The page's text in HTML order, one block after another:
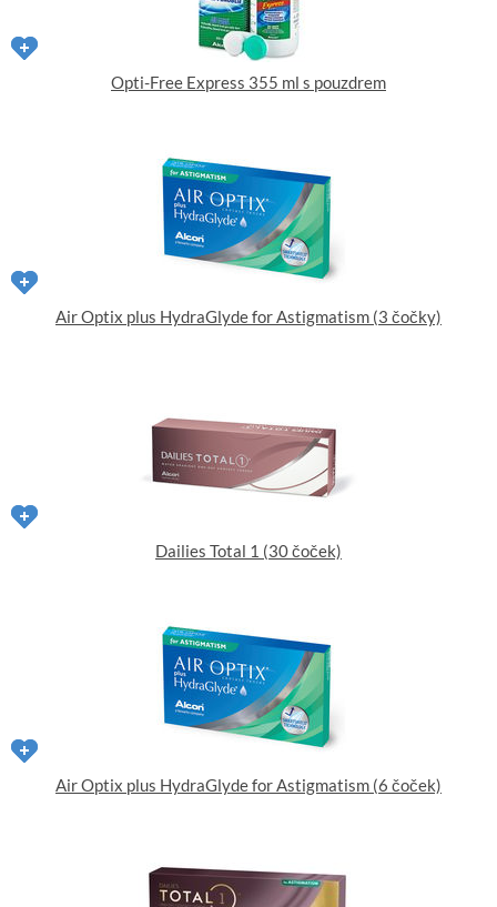
Opti-Free Express 355 ml s pouzdrem
Air Optix plus HydraGlyde for Astigmatism (3 čočky)
Dailies Total 1 (30 čoček)
Air Optix plus HydraGlyde for Astigmatism (6 čoček)